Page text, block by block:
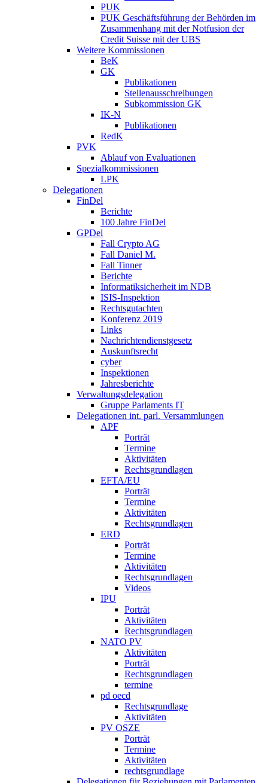
PUK
PUK Geschäftsführung der Behörden im
Zusammenhang mit der Notfusion der
Credit Suisse mit der UBS
Weitere Kommissionen
BeK
GK
Publikationen
Stellenausschreibungen
Subkommission GK
IK-N
Publikationen
RedK
PVK
Ablauf von Evaluationen
Spezialkommissionen
LPK
Delegationen
FinDel
Berichte
100 Jahre FinDel
GPDel
Fall Crypto AG
Fall Daniel M.
Fall Tinner
Berichte
Informatiksicherheit ­im NDB
ISIS-Inspektion
Rechtsgutachten
Konferenz 2019
Links
Nachrichtendienstgesetz
Auskunftsrecht
cyber
Inspektionen
Jahresberichte
Verwaltungsdelegation
Gruppe Parlaments IT
Delegationen int. parl. Versammlungen
APF
Porträt
Termine
Aktivitäten
Rechtsgrundlagen
EFTA/EU
Porträt
Termine
Aktivitäten
Rechtsgrundlagen
ERD
Porträt
Termine
Aktivitäten
Rechtsgrundlagen
Videos
IPU
Porträt
Aktivitäten
Rechtsgrundlagen
NATO PV
Aktivitäten
Porträt
Rechtsgrundlagen
termine
pd oecd
Rechtsgrundlage
Aktivitäten
PV OSZE
Porträt
Termine
Aktivitäten
rechtsgrundlage